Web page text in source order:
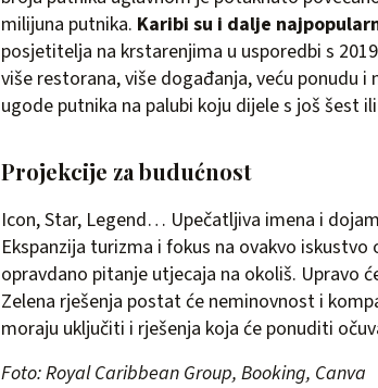
milijuna putnika. Karibi su i dalje
posjetitelja na krstarenjima u usporedbi s
više restorana, više događanja, veću ponudu
ugode putnika na palubi koju dijele s još šest
Projekcije za budućnost
Icon, Star, Legend… Upečatljiva imena i
Ekspanzija turizma i fokus na ovakvo
opravdano pitanje utjecaja na okoliš. Upravo
Zelena rješenja postat će neminovnost i
moraju uključiti i rješenja koja će ponuditi
Foto: Royal Caribbean Group, Booking, Canva